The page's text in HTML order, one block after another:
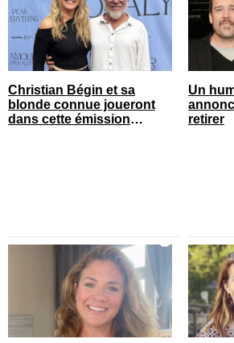
Christian Bégin et sa
blonde connue joueront
dans cette émission
Un
retirer